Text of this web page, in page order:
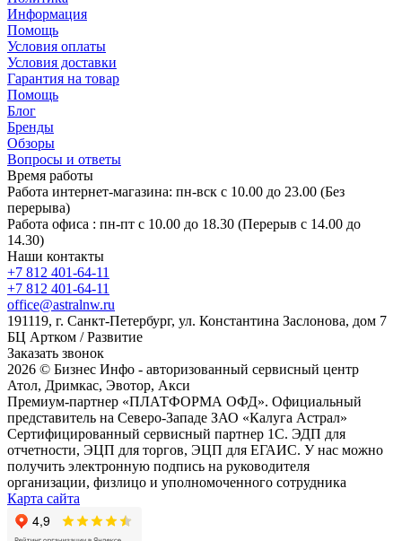
Информация
Помощь
Условия оплаты
Условия доставки
Гарантия на товар
Помощь
Блог
Бренды
Обзоры
Вопросы и ответы
Время работы
Работа интернет-магазина: пн-вск с 10.00 до 23.00 (Без
перерыва)
Работа офиса : пн-пт с 10.00 до 18.30 (Перерыв с 14.00 до
14.30)
Наши контакты
+7 812 401-64-11
+7 812 401-64-11
office@astralnw.ru
191119, г. Санкт-Петербург, ул. Константина Заслонова, дом 7
БЦ Артком / Развитие
Заказать звонок
2026 © Бизнес Инфо - авторизованный сервисный центр
Атол, Дримкас, Эвотор, Акси
Премиум-партнер «ПЛАТФОРМА ОФД». Официальный
представитель на Северо-Западе ЗАО «Калуга Астрал»
Сертифицированный сервисный партнер 1C. ЭДП для
отчетности, ЭЦП для торгов, ЭЦП для ЕГАИС. У нас можно
получить электронную подпись на руководителя
организации, физлицо и уполномоченного сотрудника
Карта сайта